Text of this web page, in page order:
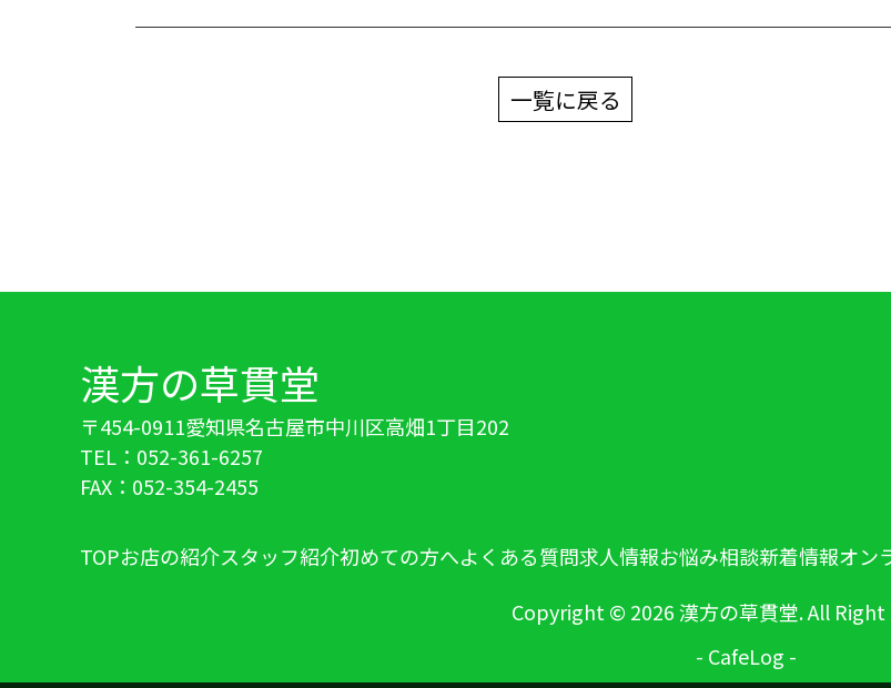
一覧に戻る
漢方の草貫堂
〒454-0911愛知県名古屋市中川区高畑1丁目202
TEL：052-361-6257
FAX：052-354-2455
TOPお店の紹介スタッフ紹介初めての方へよくある質問求人情報お悩み相談新着情報オン
Copyright © 2026 漢方の草貫堂. All
- CafeLog -